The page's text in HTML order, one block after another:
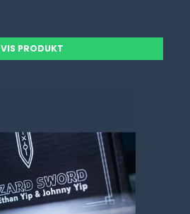
VIS PRODUKT